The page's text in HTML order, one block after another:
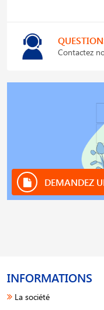
Contactez
DEMANDEZ
INFORMATIONS
La société